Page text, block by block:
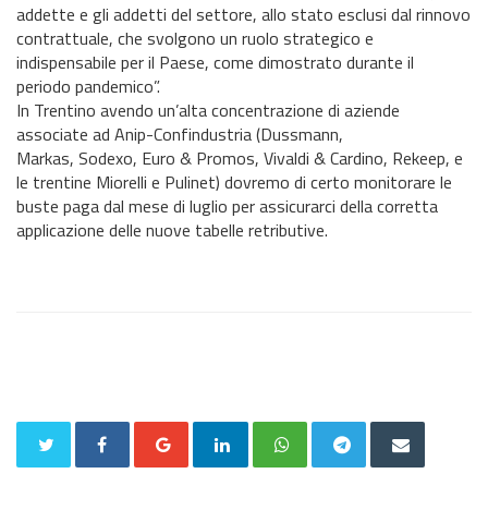
addette e gli addetti del settore, allo stato esclusi dal rinnovo
contrattuale, che svolgono un ruolo strategico e
indispensabile per il Paese, come dimostrato durante il
periodo pandemico”.
In Trentino avendo un’alta concentrazione di aziende
associate ad Anip-Confindustria (Dussmann,
Markas, Sodexo, Euro & Promos, Vivaldi & Cardino, Rekeep, e
le trentine Miorelli e Pulinet) dovremo di certo monitorare le
buste paga dal mese di luglio per assicurarci della corretta
applicazione delle nuove tabelle retributive.